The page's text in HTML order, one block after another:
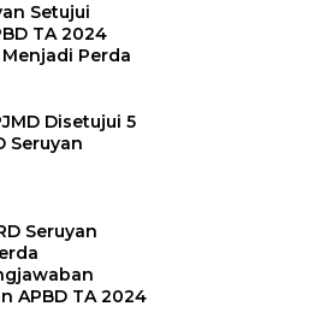
Setujui
TA 2024
Perda
Disetujui 5
Seruyan
Seruyan
APBD TA 2024